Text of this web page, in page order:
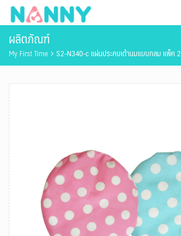
Skip
content
ผลิตภัณฑ์แม่และเด็ก Nanny
ผลิตภัณฑ์
My First Time S2-N340-c แผ่นประคบเต้านมแบบกลม แพ็ค 2